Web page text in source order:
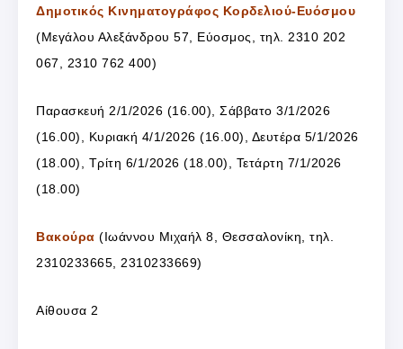
Δημοτικός Κινηματογράφος Κορδελιού-Ευόσμου
(Μεγάλου Αλεξάνδρου 57, Εύοσμος, τηλ. 2310 202
067, 2310 762 400)
Παρασκευή 2/1/2026 (16.00), Σάββατο 3/1/2026
(16.00), Κυριακή 4/1/2026 (16.00), Δευτέρα 5/1/2026
(18.00), Τρίτη 6/1/2026 (18.00), Τετάρτη 7/1/2026
(18.00)
Βακούρα (Ιωάννου Μιχαήλ 8, Θεσσαλονίκη, τηλ.
2310233665, 2310233669)
Αίθουσα 2